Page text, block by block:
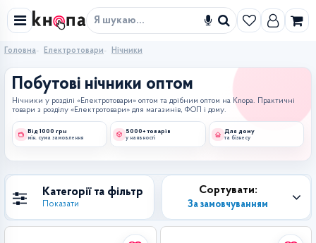
Знайти
Головна Електротовари Нічники
Побутові нічники оптом
Нічники у розділі «Електротовари» оптом та дрібним оптом на Knopa. Практичні
товари з розділу «Електротовари» для магазинів, ФОП і дому.
Від 1000 грн
мін. сума замовлення
5000+ товарів
у наявності
Для дому
та бізнесу
Категорії та фільтр
Показати
Сортувати:
За замовчуванням